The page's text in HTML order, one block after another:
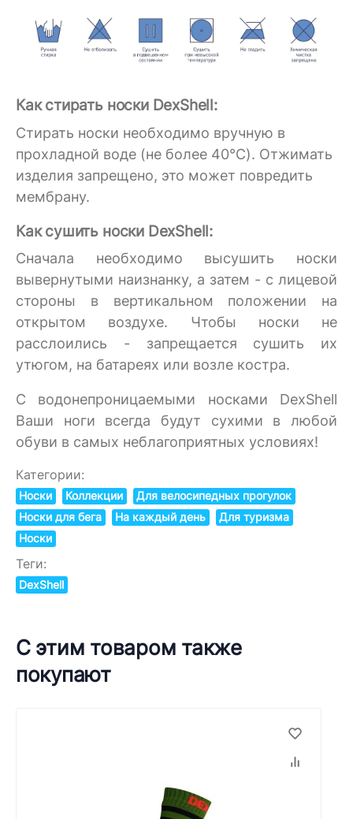
Как стирать носки DexShell:
Стирать носки необходимо вручную в
прохладной воде (не более 40°C). Отжимать
изделия запрещено, это может повредить
мембрану.
Как сушить носки DexShell:
Сначала необходимо высушить носки
вывернутыми наизнанку, а затем - с лицевой
стороны в вертикальном положении на
открытом воздухе. Чтобы носки не
расслоились - запрещается сушить их
утюгом, на батареях или возле костра.
C водонепроницаемыми носками DexShell
Ваши ноги всегда будут сухими в любой
обуви в самых неблагоприятных условиях!
Категории:
Носки Коллекции
Для велосипедных прогулок
Носки для бега
На каждый день
Для туризма
Носки
Теги:
DexShell
С этим товаром также
покупают